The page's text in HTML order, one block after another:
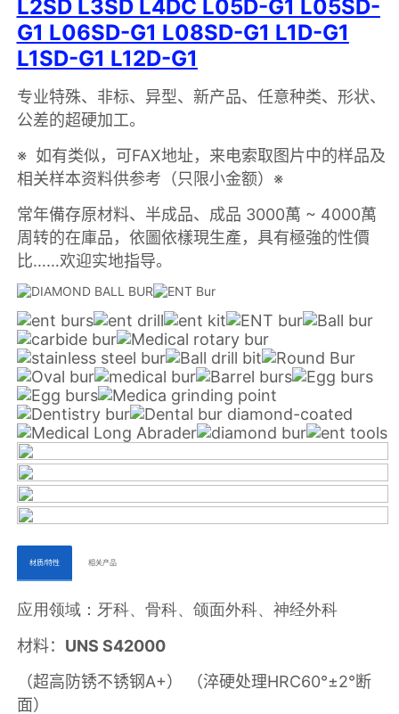
ㅤㅤ材质/特性ㅤㅤ ㅤㅤ相关产品ㅤㅤㅤ